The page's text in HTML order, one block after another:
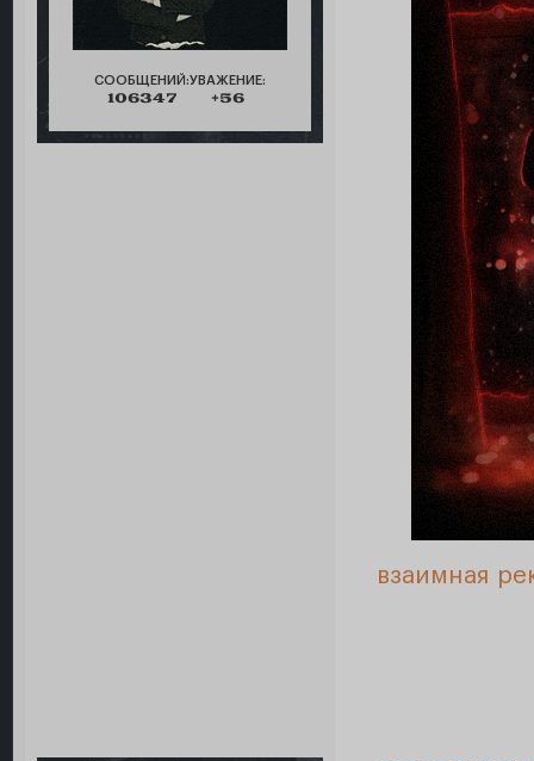
СООБЩЕНИЙ:
106347
УВАЖЕНИЕ:
+56
взаимная